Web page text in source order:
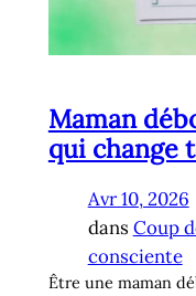
Maman
qui change
Avr 10, 2026
dans Coup
consciente
Être une maman